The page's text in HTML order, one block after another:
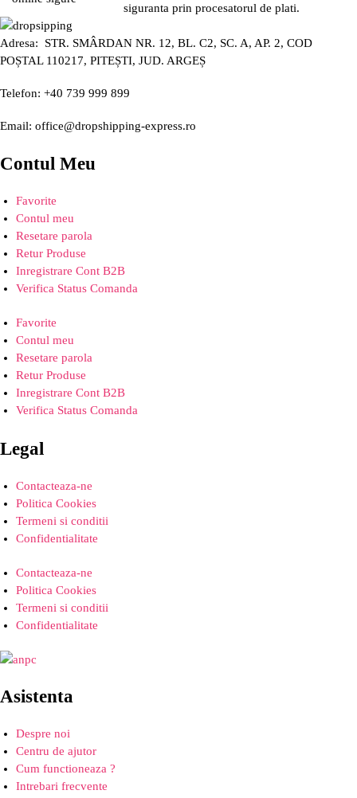
siguranta prin procesatorul de plati.
Adresa: STR. SMÂRDAN NR. 12, BL. C2, SC. A, AP. 2, COD
POȘTAL 110217, PITEȘTI, JUD. ARGEȘ
Telefon: +40 739 999 899
Email: office@dropshipping-express.ro
Contul Meu
Favorite
Contul meu
Resetare parola
Retur Produse
Inregistrare Cont B2B
Verifica Status Comanda
Favorite
Contul meu
Resetare parola
Retur Produse
Inregistrare Cont B2B
Verifica Status Comanda
Legal
Contacteaza-ne
Politica Cookies
Termeni si conditii
Confidentialitate
Contacteaza-ne
Politica Cookies
Termeni si conditii
Confidentialitate
Asistenta
Despre noi
Centru de ajutor
Cum functioneaza ?
Intrebari frecvente